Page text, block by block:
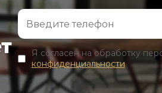
Я согласен на обработку
конфиденциальности